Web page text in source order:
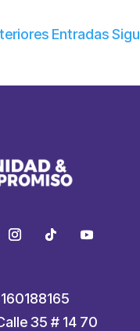
Entradas
35 # 14 70